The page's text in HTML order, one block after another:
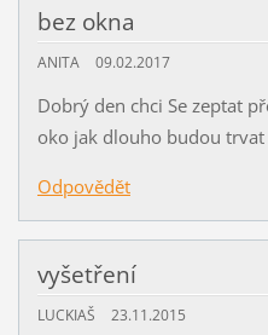
bez okna
ANITA 09.02.2017
Dobrý den chci Se zeptat
oko jak dlouho budou
Odpovědět
vyšetření
LUCKIAŠ 23.11.2015